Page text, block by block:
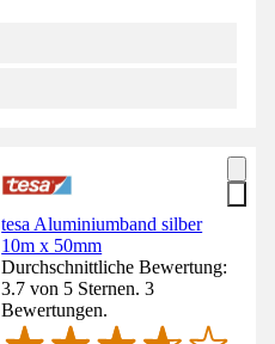
tesa Aluminiumband silber
10m x 50mm
Durchschnittliche Bewertung:
3.7 von 5 Sternen. 3
Bewertungen.